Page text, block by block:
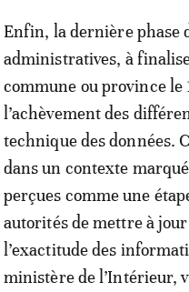
Enfin, la dernière phase
administratives, à
commune ou province
l’achèvement des
technique des données.
dans un contexte
perçues comme une
autorités de mettre à
l’exactitude des
ministère de l’Intérieur,